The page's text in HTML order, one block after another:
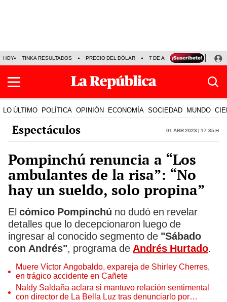
HOY TINKA RESULTADOS PRECIO DEL DÓLAR 7 DE AGOSTO OLLANTA
LO ÚLTIMO POLÍTICA OPINIÓN ECONOMÍA SOCIEDAD MUNDO
Espectáculos 01 Abr 2023 | 17:35 h
Pompinchú renuncia a “Los
ambulantes de la risa”: “No
hay un sueldo, solo propina”
El cómico Pompinchú no dudó en revelar
detalles que lo decepcionaron luego de
ingresar al conocido segmento de "Sábado
con Andrés", programa de Andrés Hurtado.
Muere Víctor Angobaldo, expareja de Shirley Cherres,
en trágico accidente en Cañete
Naldy Saldaña aclara si mantuvo relación sentimental
con director de La Bella Luz tras denunciarlo por